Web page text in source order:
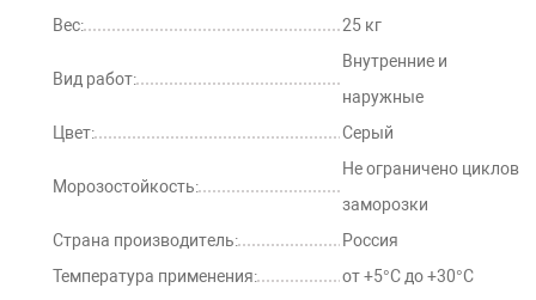
Вес:
25 кг
Вид работ:
Внутренние и
наружные
Цвет:
Серый
Морозостойкость:
Не ограничено циклов
заморозки
Страна производитель:
Россия
Температура применения:
от +5°С до +30°С